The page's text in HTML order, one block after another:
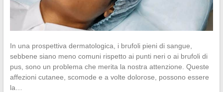
In una prospettiva dermatologica, i brufoli pieni di sangue,
sebbene siano meno comuni rispetto ai punti neri o ai brufoli di
pus, sono un problema che merita la nostra attenzione. Queste
affezioni cutanee, scomode e a volte dolorose, possono essere
la…